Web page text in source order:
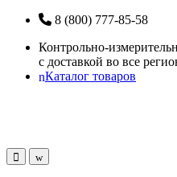
Перейти
навигации
Перейти
содержанию
8 (800) 777-85-58
Контрольно-
с доставкой во все
Каталог товаров
OpenClose